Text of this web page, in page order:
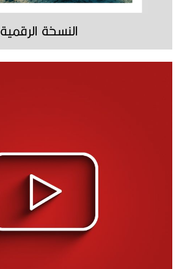
النسخة الرقمية